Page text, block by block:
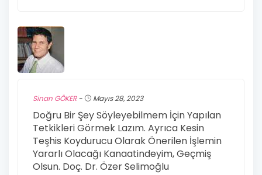
Sinan GÖKER- Mayıs 28, 2023
Doğru Bir Şey Söyleyebilmem İçin Yapılan
Tetkikleri Görmek Lazım. Ayrıca Kesin
Teşhis Koydurucu Olarak Önerilen İşlemin
Yararlı Olacağı Kanaatindeyim, Geçmiş
Olsun. Doç. Dr. Özer Selimoğlu